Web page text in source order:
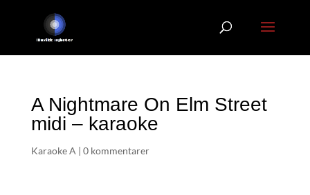
A Nightmare On Elm Street
midi – karaoke
Karaoke A | 0 kommentarer